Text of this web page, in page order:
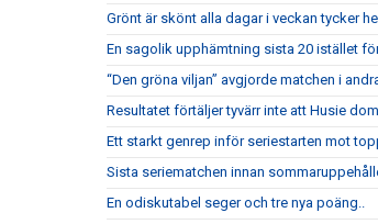
Grönt är skönt alla dagar i veckan tycker
En sagolik upphämtning sista 20 istället
“Den gröna viljan” avgjorde matchen i
Resultatet förtäljer tyvärr inte att Husie
Ett starkt genrep inför seriestarten mot
Sista seriematchen innan
En odiskutabel seger och tre nya poäng..